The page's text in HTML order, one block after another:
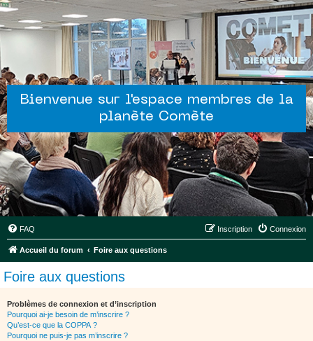
Bienvenue sur l'espace membres de la
planète Comète
FAQ Connexion
Inscription
Accueil du forum Foire aux questions
Foire aux questions
Problèmes de connexion et d’inscription
Pourquoi ai-je besoin de m’inscrire ?
Qu’est-ce que la COPPA ?
Pourquoi ne puis-je pas m’inscrire ?